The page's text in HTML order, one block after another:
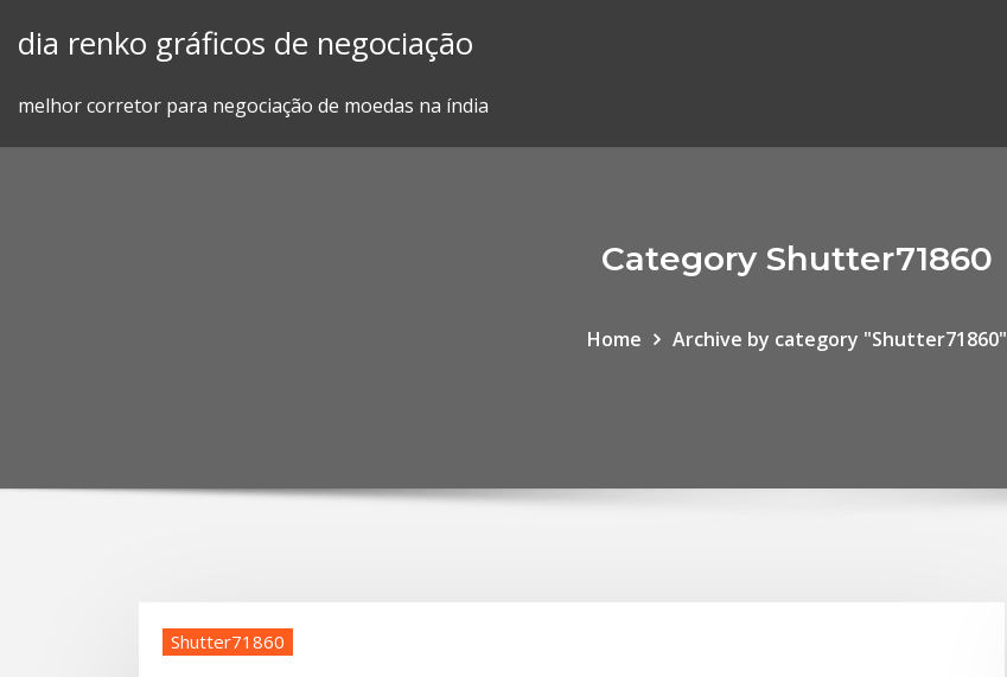
dia renko gráficos de negociação
melhor corretor para negociação de moedas na índia
Category Shutter71860
Home Archive by category "Shutter71860"
Shutter71860